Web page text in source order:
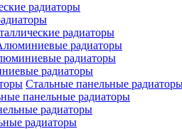
радиаторы
радиаторы
радиаторы
радиаторы
радиаторы
Стальные панельные
панельные радиаторы
радиаторы
радиаторы